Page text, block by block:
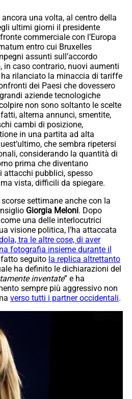
ancora una volta, al centro della
ultimi giorni il presidente
commerciale con l’Europa
entro cui Bruxelles
assunti sull’accordo
in caso contrario, nuovi aumenti
rilanciato la minaccia di tariffe
dei Paesi che dovessero
aziende tecnologiche
non sono soltanto le scelte
alterna annunci, smentite,
cambi di posizione,
in una partita ad alta
che sembra ripetersi
considerando la quantità di
prima che diventano
attacchi pubblici, spesso
vista, difficili da spiegare.
settimane anche con la
Giorgia Meloni. Dopo
una delle interlocutrici
visione politica, l’ha attaccata
tra le altre cose, di aver
fotografia insieme durante il
seguito la replica altrettanto
ha definito le dichiarazioni del
inventate” e ha
sempre più aggressivo non
verso tutti i partner occidentali.